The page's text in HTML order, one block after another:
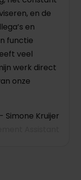
en de
en
functie
veel
werk direct
onze
- Simone Kruijer